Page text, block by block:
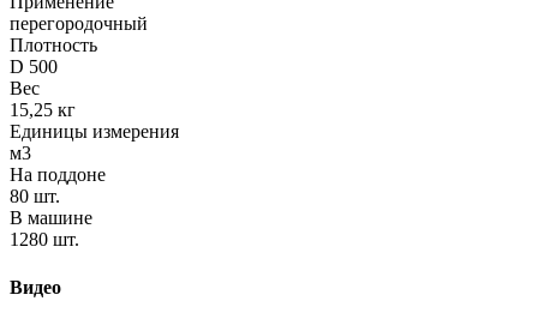
перегородочный
Плотность
D 500
Вес
15,25 кг
Единицы измерения
м3
На поддоне
80 шт.
В машине
1280 шт.
Видео